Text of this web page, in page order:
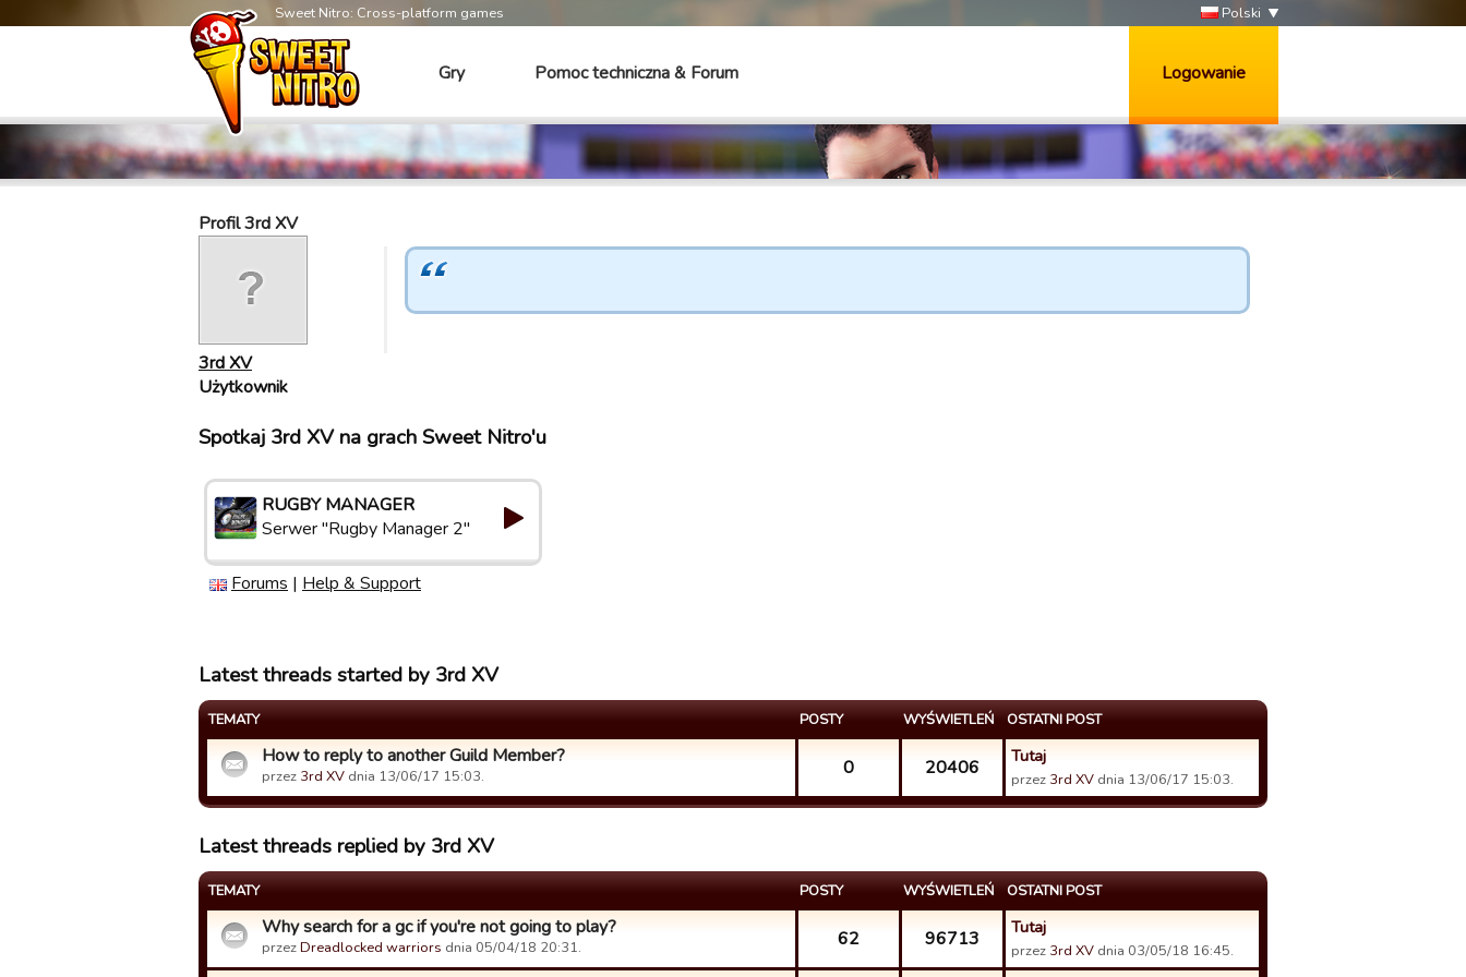
Sweet Nitro: Cross-platform games Polski
Gry Pomoc techniczna & Forum Logowanie
Profil 3rd XV
3rd XV
Użytkownik
Spotkaj 3rd XV na grach Sweet Nitro'u
RUGBY MANAGER
Serwer "Rugby Manager 2"
Forums | Help & Support
Latest threads started by 3rd XV
TEMATY POSTY WYŚWIETLEŃ OSTATNI POST
How to reply to another Guild Member?
przez 3rd XV dnia 13/06/17 15:03. 0 20406 Tutaj
przez 3rd XV dnia 13/06/17 15:03.
Latest threads replied by 3rd XV
TEMATY POSTY WYŚWIETLEŃ OSTATNI POST
Why search for a gc if you're not going to play?
przezDreadlocked warriors dnia 05/04/18 20:31. 62 96713 Tutaj
przez 3rd XV dnia 03/05/18 16:45.